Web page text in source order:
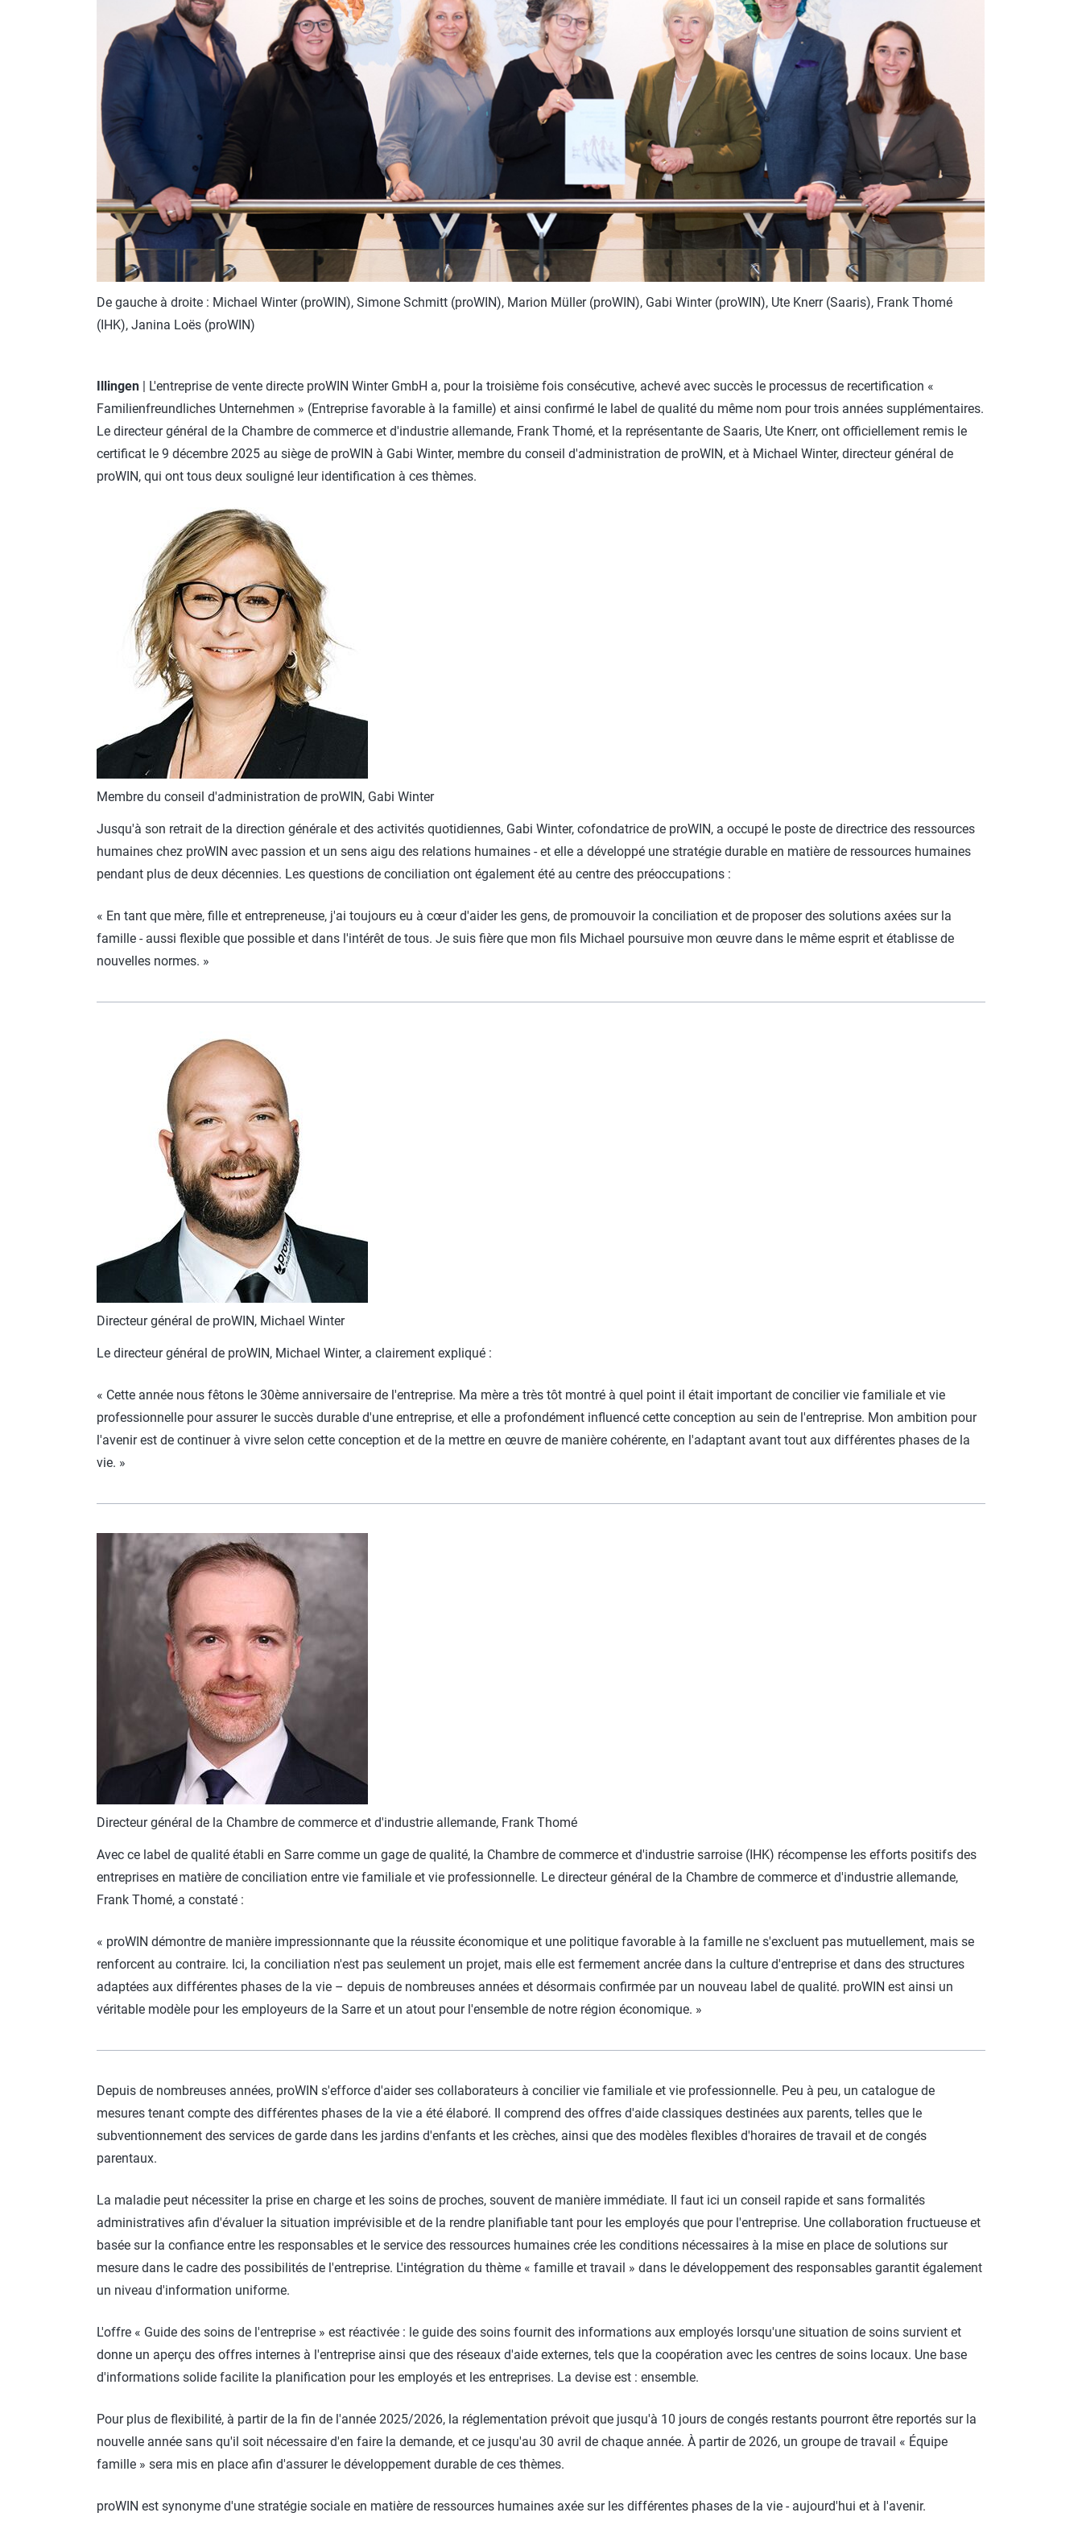
Salle de bains
Linge
win-i
Éxtérieur
Voiture
Animal de compagnie
PROTECT & CARE
COMPACT
SOMESHINE
HAIR
Parfum
YOURDAY
ESSENTIALS
De gauche à droite : Michael Winter (proWIN), Simone Schmitt (proWIN), Marion Müller (proWIN), Gabi Winter (proWIN), Ute Knerr (Saaris), Frank Thomé
(IHK), Janina Loës (proWIN)
Illingen | L'entreprise de vente directe proWIN Winter GmbH a, pour la troisième fois consécutive, achevé avec succès le processus de recertification «
Familienfreundliches Unternehmen » (Entreprise favorable à la famille) et ainsi confirmé le label de qualité du même nom pour trois années supplémentaires.
Le directeur général de la Chambre de commerce et d'industrie allemande, Frank Thomé, et la représentante de Saaris, Ute Knerr, ont officiellement remis le
certificat le 9 décembre 2025 au siège de proWIN à Gabi Winter, membre du conseil d'administration de proWIN, et à Michael Winter, directeur général de
proWIN, qui ont tous deux souligné leur identification à ces thèmes.
Membre du conseil d'administration de proWIN, Gabi Winter
Jusqu'à son retrait de la direction générale et des activités quotidiennes, Gabi Winter, cofondatrice de proWIN, a occupé le poste de directrice des ressources
humaines chez proWIN avec passion et un sens aigu des relations humaines - et elle a développé une stratégie durable en matière de ressources humaines
pendant plus de deux décennies. Les questions de conciliation ont également été au centre des préoccupations :
« En tant que mère, fille et entrepreneuse, j'ai toujours eu à cœur d'aider les gens, de promouvoir la conciliation et de proposer des solutions axées sur la
famille - aussi flexible que possible et dans l'intérêt de tous. Je suis fière que mon fils Michael poursuive mon œuvre dans le même esprit et établisse de
nouvelles normes. »
Directeur général de proWIN, Michael Winter
Le directeur général de proWIN, Michael Winter, a clairement expliqué :
« Cette année nous fêtons le 30ème anniversaire de l'entreprise. Ma mère a très tôt montré à quel point il était important de concilier vie familiale et vie
professionnelle pour assurer le succès durable d'une entreprise, et elle a profondément influencé cette conception au sein de l'entreprise. Mon ambition pour
l'avenir est de continuer à vivre selon cette conception et de la mettre en œuvre de manière cohérente, en l'adaptant avant tout aux différentes phases de la
vie. »
Directeur général de la Chambre de commerce et d'industrie allemande, Frank Thomé
Avec ce label de qualité établi en Sarre comme un gage de qualité, la Chambre de commerce et d'industrie sarroise (IHK) récompense les efforts positifs des
entreprises en matière de conciliation entre vie familiale et vie professionnelle. Le directeur général de la Chambre de commerce et d'industrie allemande,
Frank Thomé, a constaté :
« proWIN démontre de manière impressionnante que la réussite économique et une politique favorable à la famille ne s'excluent pas mutuellement, mais se
renforcent au contraire. Ici, la conciliation n'est pas seulement un projet, mais elle est fermement ancrée dans la culture d'entreprise et dans des structures
adaptées aux différentes phases de la vie – depuis de nombreuses années et désormais confirmée par un nouveau label de qualité. proWIN est ainsi un
véritable modèle pour les employeurs de la Sarre et un atout pour l'ensemble de notre région économique. »
Depuis de nombreuses années, proWIN s'efforce d'aider ses collaborateurs à concilier vie familiale et vie professionnelle. Peu à peu, un catalogue de
mesures tenant compte des différentes phases de la vie a été élaboré. Il comprend des offres d'aide classiques destinées aux parents, telles que le
subventionnement des services de garde dans les jardins d'enfants et les crèches, ainsi que des modèles flexibles d'horaires de travail et de congés
parentaux.
La maladie peut nécessiter la prise en charge et les soins de proches, souvent de manière immédiate. Il faut ici un conseil rapide et sans formalités
administratives afin d'évaluer la situation imprévisible et de la rendre planifiable tant pour les employés que pour l'entreprise. Une collaboration fructueuse et
basée sur la confiance entre les responsables et le service des ressources humaines crée les conditions nécessaires à la mise en place de solutions sur
mesure dans le cadre des possibilités de l'entreprise. L'intégration du thème « famille et travail » dans le développement des responsables garantit également
un niveau d'information uniforme.
L'offre « Guide des soins de l'entreprise » est réactivée : le guide des soins fournit des informations aux employés lorsqu'une situation de soins survient et
donne un aperçu des offres internes à l'entreprise ainsi que des réseaux d'aide externes, tels que la coopération avec les centres de soins locaux. Une base
d'informations solide facilite la planification pour les employés et les entreprises. La devise est : ensemble.
Pour plus de flexibilité, à partir de la fin de l'année 2025/2026, la réglementation prévoit que jusqu'à 10 jours de congés restants pourront être reportés sur la
nouvelle année sans qu'il soit nécessaire d'en faire la demande, et ce jusqu'au 30 avril de chaque année. À partir de 2026, un groupe de travail « Équipe
famille » sera mis en place afin d'assurer le développement durable de ces thèmes.
proWIN est synonyme d'une stratégie sociale en matière de ressources humaines axée sur les différentes phases de la vie - aujourd'hui et à l'avenir.